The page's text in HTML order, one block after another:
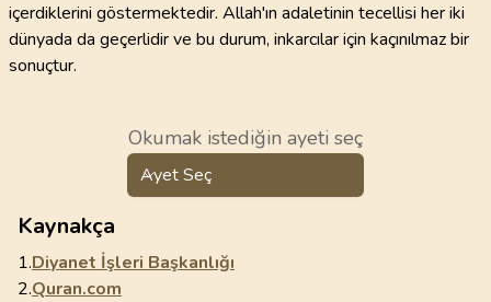
içerdiklerini göstermektedir. Allah'ın adaletinin tecellisi her iki
dünyada da geçerlidir ve bu durum, inkarcılar için kaçınılmaz bir
sonuçtur.
Okumak istediğin ayeti seç
Ayet Seç
Kaynakça
1.Diyanet İşleri Başkanlığı
2.Quran.com